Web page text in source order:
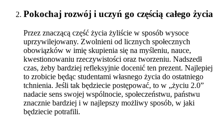
Pokochaj rozwój i uczyń go częścią całego życia
Przez znaczącą część życia żyliście w sposób wysoce
uprzywilejowany. Zwolnieni od licznych społecznych
obowiązków w imię skupienia się na myśleniu, nauce,
kwestionowaniu rzeczywistości oraz tworzeniu. Nadszedł
czas, żeby bardziej refleksyjnie docenić ten prezent. Najlepiej
to zrobicie będąc studentami własnego życia do ostatniego
tchnienia. Jeśli tak będziecie postępować, to w „życiu 2.0”
nadacie sens swojej wspólnocie, społeczeństwu, państwu
znacznie bardziej i w najlepszy możliwy sposób, w jaki
będziecie potrafili.